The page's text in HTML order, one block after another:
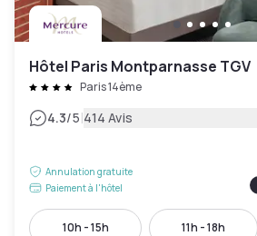
Hôtel Paris Montparnasse TGV
Paris 14ème
4.3/5|414 Avis
Annulation gratuite
Paiement à l'hôtel
10h - 15h 11h - 18h